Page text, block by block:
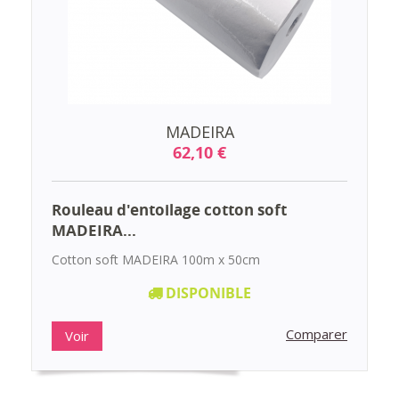
MADEIRA
62,10 €
Rouleau d'entoilage cotton soft
MADEIRA...
Cotton soft MADEIRA 100m x 50cm
DISPONIBLE
Voir Comparer